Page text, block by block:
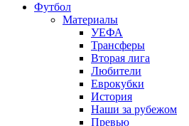
Футбол
Материалы
УЕФА
Трансферы
Вторая лига
Любители
Еврокубки
История
Наши за рубежом
Превью